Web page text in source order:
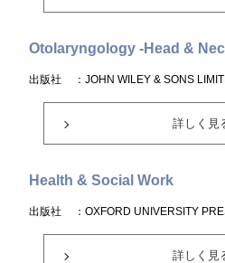
Otolaryngology -Head &
出版社 ：JOHN WILEY & SONS
詳しく見
Health & Social Work
出版社 ：OXFORD UNIVERSITY
詳しく見